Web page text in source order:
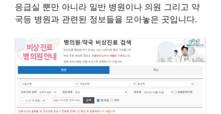
응급실 뿐만 아니라 일반 병원이나 의원 그리고 약
국등 병원과 관련된 정보들을 모아놓은 곳입니다.